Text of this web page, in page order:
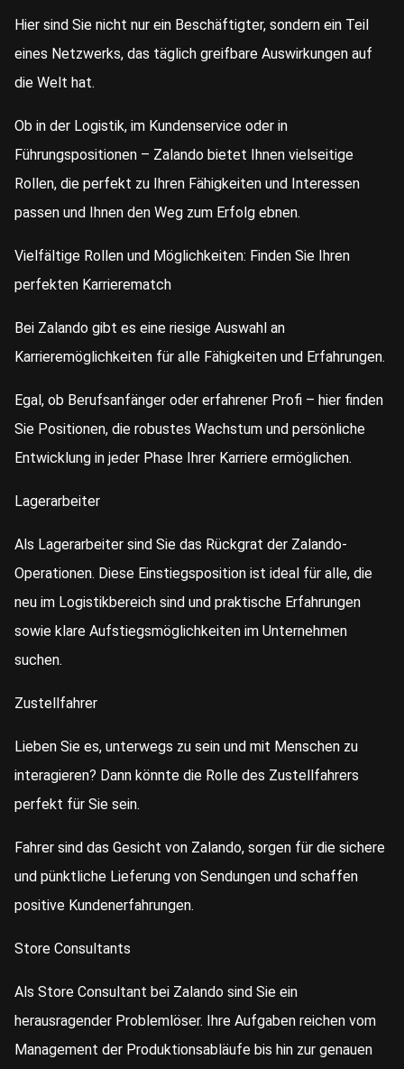
Hier sind Sie nicht nur ein Beschäftigter, sondern ein Teil
eines Netzwerks, das täglich greifbare Auswirkungen auf
die Welt hat.
Ob in der Logistik, im Kundenservice oder in
Führungspositionen – Zalando bietet Ihnen vielseitige
Rollen, die perfekt zu Ihren Fähigkeiten und Interessen
passen und Ihnen den Weg zum Erfolg ebnen.
Vielfältige Rollen und Möglichkeiten: Finden Sie Ihren
perfekten Karrierematch
Bei Zalando gibt es eine riesige Auswahl an
Karrieremöglichkeiten für alle Fähigkeiten und Erfahrungen.
Egal, ob Berufsanfänger oder erfahrener Profi – hier finden
Sie Positionen, die robustes Wachstum und persönliche
Entwicklung in jeder Phase Ihrer Karriere ermöglichen.
Lagerarbeiter
Als Lagerarbeiter sind Sie das Rückgrat der Zalando-
Operationen. Diese Einstiegsposition ist ideal für alle, die
neu im Logistikbereich sind und praktische Erfahrungen
sowie klare Aufstiegsmöglichkeiten im Unternehmen
suchen.
Zustellfahrer
Lieben Sie es, unterwegs zu sein und mit Menschen zu
interagieren? Dann könnte die Rolle des Zustellfahrers
perfekt für Sie sein.
Fahrer sind das Gesicht von Zalando, sorgen für die sichere
und pünktliche Lieferung von Sendungen und schaffen
positive Kundenerfahrungen.
Store Consultants
Als Store Consultant bei Zalando sind Sie ein
herausragender Problemlöser. Ihre Aufgaben reichen vom
Management der Produktionsabläufe bis hin zur genauen